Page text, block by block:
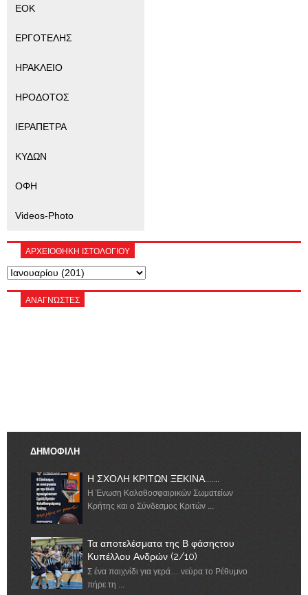
ΕΟΚ
ΕΡΓΟΤΕΛΗΣ
ΗΡΑΚΛΕΙΟ
ΗΡΟΔΟΤΟΣ
ΙΕΡΑΠΕΤΡΑ
ΚΥΔΩΝ
ΟΦΗ
Videos-Photo
ΑΡΧΕΙΟΘΗΚΗ ΙΣΤΟΛΟΓΙΟΥ
ΑΝΑΓΝΏΣΤΕΣ
ΔΗΜΟΦΙΛΗ
Η ΣΧΟΛΗ ΚΡΙΤΩΝ ΞΕΚΙΝΑ.......
Η Ένωση Καλαθοσφαιρικών Σωματείων
Κρήτης και ο Σύνδεσμος Κριτών ...
Τα αποτελέσματα της Β φάσηςτου
Κυπέλλου Ανδρών (2/10)
Σ ένα παιχνίδι για γερά… νεύρα το Ρέθυμνο
πήρε τη ...